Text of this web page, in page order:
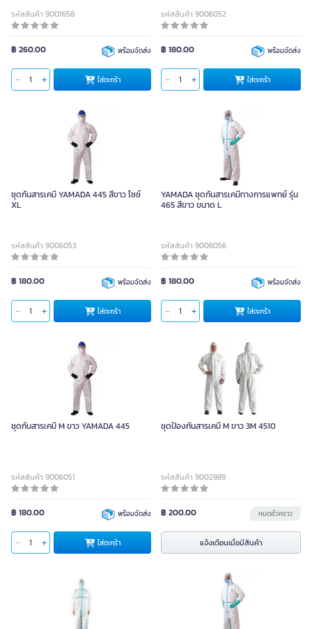
รหัสสินค้า 9001658
฿ 260.00 พร้อมจัดส่ง
ใส่ตะกร้า
รหัสสินค้า 9006052
฿ 180.00 พร้อมจัดส่ง
ใส่ตะกร้า
ชุดกันสารเคมี YAMADA 445 สีขาว ไซซ์
XL
รหัสสินค้า 9006053
฿ 180.00 พร้อมจัดส่ง
ใส่ตะกร้า
YAMADA ชุดกันสารเคมีทางการแพทย์ รุ่น
465 สีขาว ขนาด L
รหัสสินค้า 9006056
฿ 180.00 พร้อมจัดส่ง
ใส่ตะกร้า
ชุดกันสารเคมี M ขาว YAMADA 445
รหัสสินค้า 9006051
฿ 180.00 พร้อมจัดส่ง
ใส่ตะกร้า
ชุดป้องกันสารเคมี M ขาว 3M 4510
รหัสสินค้า 9002889
฿ 200.00 หมดชั่วคราว
แจ้งเตือนเมื่อมีสินค้า